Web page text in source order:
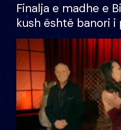
Finalja e madhe e
kush është banori i
shtëpinë dhe
të fituar çmimin e